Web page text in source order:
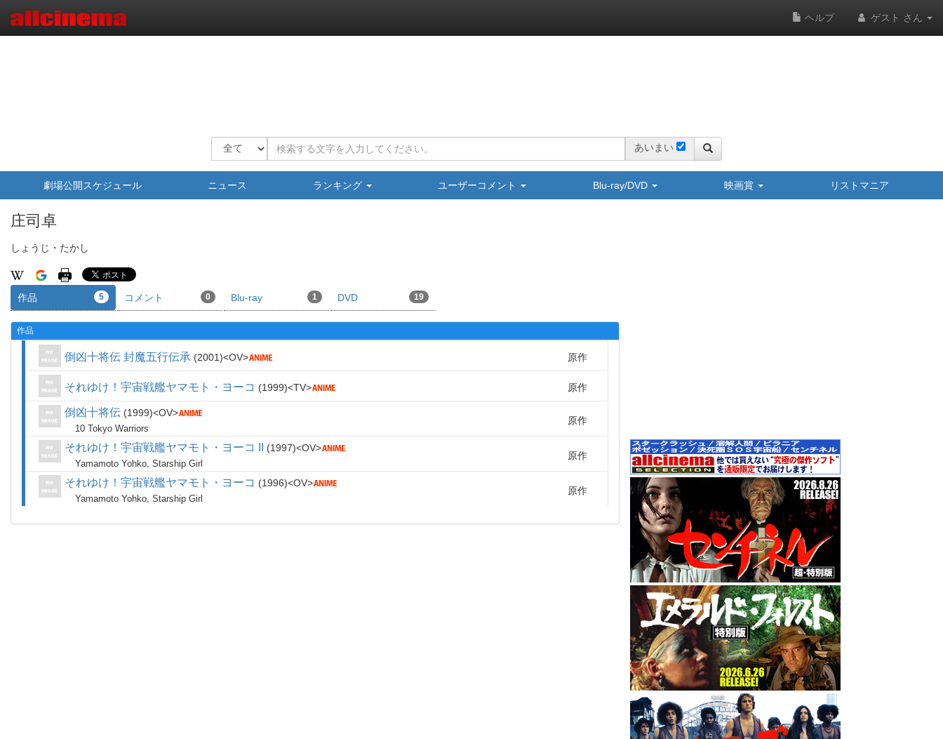
ヘルプ ゲスト さん
あいまい
劇場公開スケジュール ニュース ランキング ユーザーコメント Blu-ray/DVD 映画賞 リストマニア
庄司卓
しょうじ・たかし
作品 5 コメント 0 Blu-ray 1 DVD 19
作品
倒凶十将伝 封魔五行伝承 2001 OV 原作
それゆけ！宇宙戦艦ヤマモト・ヨーコ 1999 TV 原作
倒凶十将伝 1999 OV
10 Tokyo Warriors
原作
それゆけ！宇宙戦艦ヤマモト・ヨーコ II 1997 OV
Yamamoto Yohko, Starship Girl
原作
それゆけ！宇宙戦艦ヤマモト・ヨーコ 1996 OV
Yamamoto Yohko, Starship Girl
原作